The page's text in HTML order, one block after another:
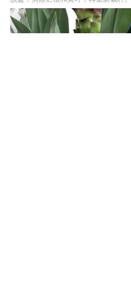
有按时施肥，可能会导致它营养不良
时，要为它补肥，补充营养。温度太
变黄。此时，要把它移到温暖的地方